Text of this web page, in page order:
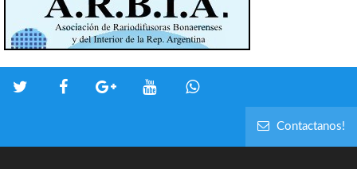
Contactanos!